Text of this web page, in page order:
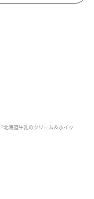
北海道牛乳のクリーム＆ホイッ